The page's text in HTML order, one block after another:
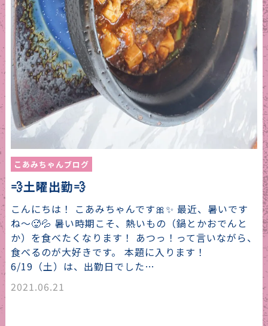
こあみちゃんブログ
💨土曜出勤💨
こんにちは！ こあみちゃんです🎀✨ 最近、暑いです
ね～🥵💦 暑い時期こそ、熱いもの（鍋とかおでんと
か）を食べたくなります！ あつっ！って言いながら、
食べるのが大好きです。 本題に入ります！
6/19（土）は、出勤日でした…
2021.06.21